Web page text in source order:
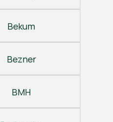
Bekum
Bezner
BMH